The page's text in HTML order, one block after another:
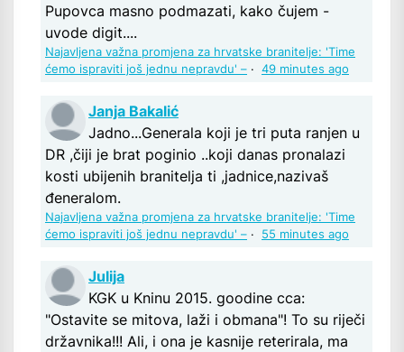
Pupovca masno podmazati, kako čujem -
uvode digit....
Najavljena važna promjena za hrvatske branitelje: 'Time
ćemo ispraviti još jednu nepravdu' – · 49 minutes ago
Janja Bakalić
Jadno...Generala koji je tri puta ranjen u
DR ,čiji je brat poginio ..koji danas pronalazi
kosti ubijenih branitelja ti ,jadnice,nazivaš
đeneralom.
Najavljena važna promjena za hrvatske branitelje: 'Time
ćemo ispraviti još jednu nepravdu' – · 55 minutes ago
Julija
KGK u Kninu 2015. goodine cca:
"Ostavite se mitova, laži i obmana"! To su riječi
državnika!!! Ali, i ona je kasnije reterirala, ma